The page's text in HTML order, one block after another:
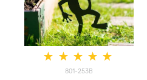
801-253B